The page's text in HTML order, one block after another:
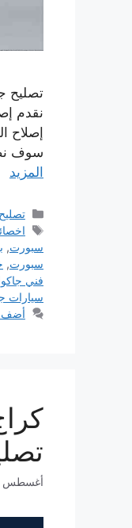
تصليح
نقدم
إصلاح
سوف
المزيد
سبورت,
سبورت,
فني
سيارات
أضف
أغسطس 8, 2020